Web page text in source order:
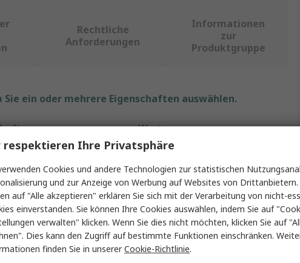
Rechtliche
Anforderungen
Informationen
zur
Produktgruppe
ein oder mehrere Eigenschaften auswählen.
Wert
The Best Solution TBS
Spiralkabel
CPU Kerne 6
Schwarz
2m
respektieren Ihre Privatsphäre
Cookies und andere Technologien zur statistischen
und zur Anzeige von Werbung auf Websites von
auf "Alle akzeptieren" erklären Sie sich mit der Verarbeitung von nicht-
einverstanden. Sie können Ihre Cookies auswählen, indem Sie auf
verwalten" klicken. Wenn Sie dies nicht möchten, klicken Sie auf
Dies kann den Zugriff auf bestimmte Funktionen einschränken.
finden Sie in unsererCookie-Richtlinie.